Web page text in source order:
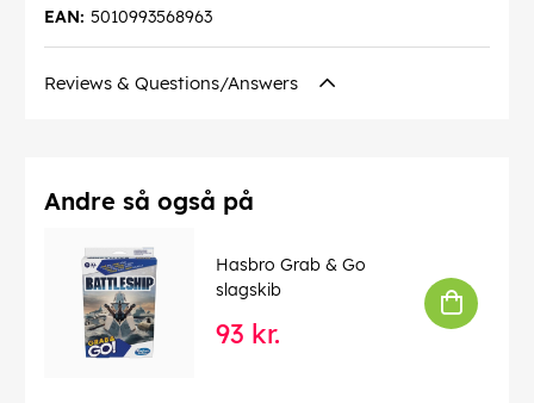
5010993568963
EAN:
Reviews & Questions/Answers
Andre så også på
Hasbro Grab & Go
slagskib
93 kr.